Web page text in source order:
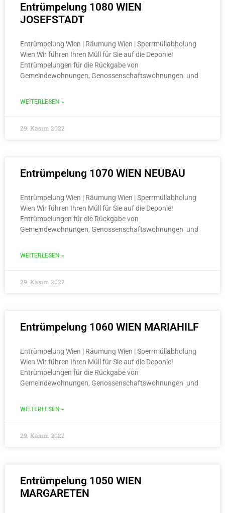
Entrümpelung 1080 WIEN
JOSEFSTADT
Entrümpelung Wien | Räumung Wien | Sperrmüllabholung
Wien Wir führen Ihren Müll für Sie auf die Deponie!
Entrümpelungen für die Rückgabe von
Gemeindewohnungen, Genossenschaftswohnungen und
WEITERLESEN »
29. Kasım 2022
Entrümpelung 1070 WIEN NEUBAU
Entrümpelung Wien | Räumung Wien | Sperrmüllabholung
Wien Wir führen Ihren Müll für Sie auf die Deponie!
Entrümpelungen für die Rückgabe von
Gemeindewohnungen, Genossenschaftswohnungen und
WEITERLESEN »
29. Kasım 2022
Entrümpelung 1060 WIEN MARIAHILF
Entrümpelung Wien | Räumung Wien | Sperrmüllabholung
Wien Wir führen Ihren Müll für Sie auf die Deponie!
Entrümpelungen für die Rückgabe von
Gemeindewohnungen, Genossenschaftswohnungen und
WEITERLESEN »
29. Kasım 2022
Entrümpelung 1050 WIEN
MARGARETEN